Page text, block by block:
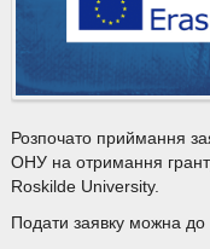
Розпочато приймання
ОНУ на отримання
Roskilde University.
Подати заявку можна